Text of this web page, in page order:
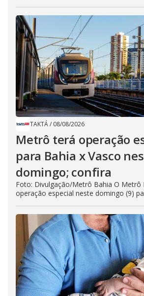
TAKTÁ/ 08/08/2026
Metrô terá operação
para Bahia x Vasco
domingo; confira
Foto: Divulgação/Metrô Bahia O Metrô
operação especial neste domingo (9)